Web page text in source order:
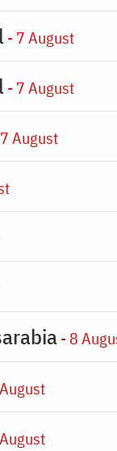
- 7 August
- 7 August
August
- 8